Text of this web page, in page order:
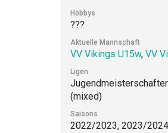
Hobbys
???
Aktuelle Mannschaft
VV Vikings U15w, VV
Ligen
(mixed)
Saisons
2022/2023, 2023/